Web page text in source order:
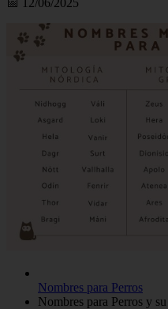
Nombres para Perros
Nombres para Perros y